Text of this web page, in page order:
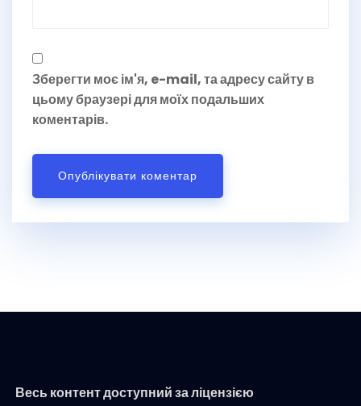
Зберегти моє ім'я, e-mail, та адресу сайту в
цьому браузері для моїх подальших
коментарів.
Весь контент доступний за ліцензією